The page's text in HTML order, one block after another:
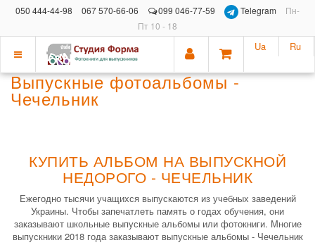
050 444-44-98 067 570-66-06 099 046-77-59 Telegram
Пн-
Пт 10 - 18
Показать
меню
Ua Ru
Выпускные фотоальбомы -
Чечельник
КУПИТЬ АЛЬБОМ НА ВЫПУСКНОЙ
НЕДОРОГО - ЧЕЧЕЛЬНИК
Ежегодно тысячи учащихся выпускаются из учебных заведений
Украины. Чтобы запечатлеть память о годах обучения, они
заказывают школьные выпускные альбомы или фотокниги. Многие
выпускники 2018 года заказывают выпускные альбомы - Чечельник